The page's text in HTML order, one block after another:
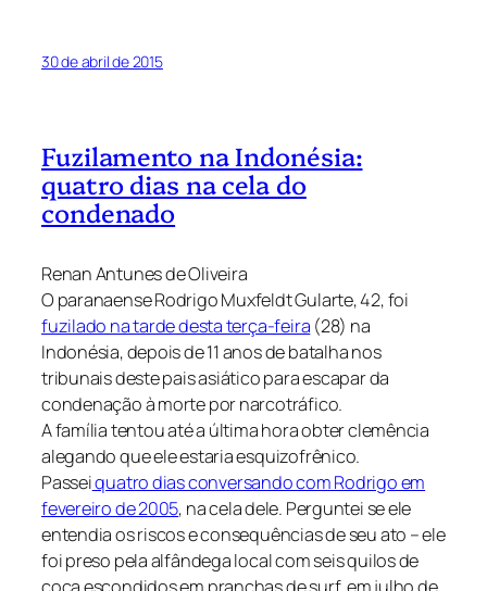
30 de abril de 2015
Fuzilamento na Indonésia:
quatro dias na cela do
condenado
Renan Antunes de Oliveira
O paranaense Rodrigo Muxfeldt Gularte, 42, foi
fuzilado na tarde desta terça-feira (28) na
Indonésia, depois de 11 anos de batalha nos
tribunais deste pais asiático para escapar da
condenação à morte por narcotráfico.
A família tentou até a última hora obter clemência
alegando que ele estaria esquizofrênico.
Passeiquatro dias conversando com Rodrigo em
fevereiro de 2005, na cela dele. Perguntei se ele
entendia os riscos e consequências de seu ato – ele
foi preso pela alfândega local com seis quilos de